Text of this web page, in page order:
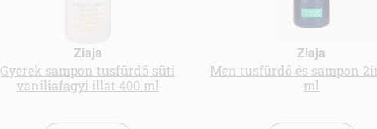
Ziaja
Gyerek sampon tusfürdő süti
vaníliafagyi illat 400 ml
Ziaja
Men tusfürdő és sampon
ml